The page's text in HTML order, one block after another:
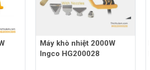
Máy khò nhiệt 2000W
Ingco HG200028